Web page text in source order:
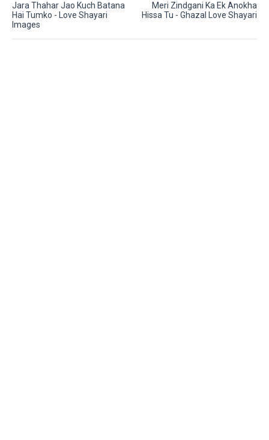
Meri Zindgani Ka Ek Anokha
Hissa Tu - Ghazal Love Shayari
Jara Thahar Jao Kuch Batana
Hai Tumko - Love Shayari
Images